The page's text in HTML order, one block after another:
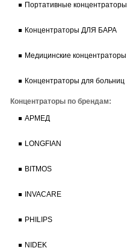
Портативные концентраторы
Концентраторы ДЛЯ БАРА
Медицинские концентраторы
Концентраторы для больниц
Концентраторы по брендам:
АРМЕД
LONGFIAN
BITMOS
INVACARE
PHILIPS
NIDEK